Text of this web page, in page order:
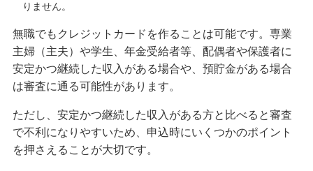
役割や使い分ける方法も解説
クレジットカードの解約前に確認すること・手続
方法は？メリット・デメリットも解説
クレジットカードの更新時にするべきことは？新
しいカードが届かない原因も解説
りません。
無職でもクレジットカードを作ることは可能です。専業
主婦（主夫）や学生、年金受給者等、配偶者や保護者に
安定かつ継続した収入がある場合や、預貯金がある場合
は審査に通る可能性があります。
ただし、安定かつ継続した収入がある方と比べると審査
で不利になりやすいため、申込時にいくつかのポイント
を押さえることが大切です。